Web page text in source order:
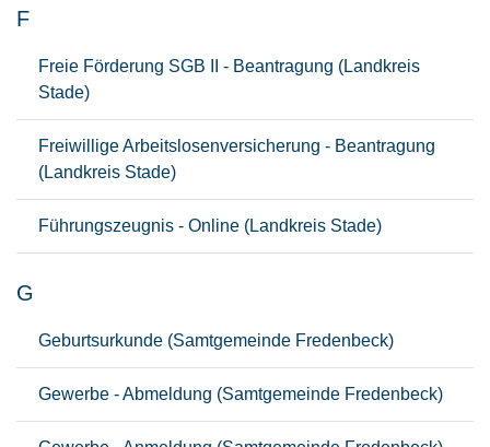
F
Freie Förderung SGB II - Beantragung (Landkreis
Stade)
Freiwillige Arbeitslosenversicherung - Beantragung
(Landkreis Stade)
Führungszeugnis - Online (Landkreis Stade)
G
Geburtsurkunde (Samtgemeinde Fredenbeck)
Gewerbe - Abmeldung (Samtgemeinde Fredenbeck)